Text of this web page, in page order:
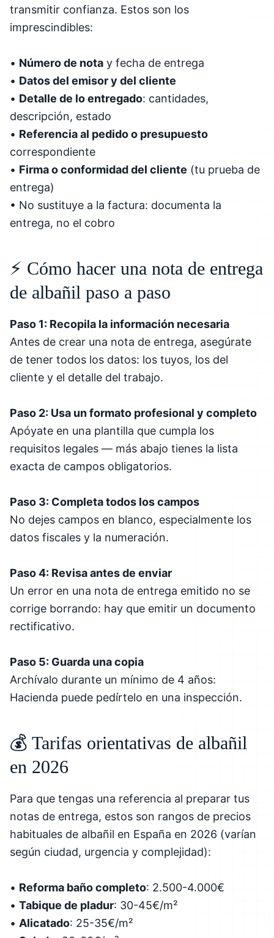
transmitir confianza. Estos son los
imprescindibles:
• Número de nota y fecha de entrega
• Datos del emisor y del cliente
• Detalle de lo entregado: cantidades,
descripción, estado
• Referencia al pedido o presupuesto
correspondiente
• Firma o conformidad del cliente (tu prueba de
entrega)
• No sustituye a la factura: documenta la
entrega, no el cobro
⚡ Cómo hacer una nota de entrega
de albañil paso a paso
Paso 1: Recopila la información necesaria
Antes de crear una nota de entrega, asegúrate
de tener todos los datos: los tuyos, los del
cliente y el detalle del trabajo.
Paso 2: Usa un formato profesional y completo
Apóyate en una plantilla que cumpla los
requisitos legales — más abajo tienes la lista
exacta de campos obligatorios.
Paso 3: Completa todos los campos
No dejes campos en blanco, especialmente los
datos fiscales y la numeración.
Paso 4: Revisa antes de enviar
Un error en una nota de entrega emitido no se
corrige borrando: hay que emitir un documento
rectificativo.
Paso 5: Guarda una copia
Archívalo durante un mínimo de 4 años:
Hacienda puede pedírtelo en una inspección.
💰 Tarifas orientativas de albañil
en 2026
Para que tengas una referencia al preparar tus
notas de entrega, estos son rangos de precios
habituales de albañil en España en 2026 (varían
según ciudad, urgencia y complejidad):
• Reforma baño completo: 2.500-4.000€
• Tabique de pladur: 30-45€/m²
• Alicatado: 25-35€/m²